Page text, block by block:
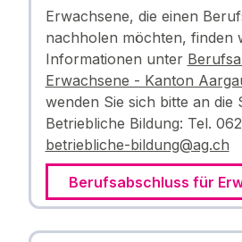
Erwachsene, die einen
nachholen möchten, finden
Informationen unter
Erwachsene - Kanton
wenden Sie sich bitte an die
Betriebliche Bildung: Tel.
betriebliche-bildung@ag.ch
Berufsabschluss für